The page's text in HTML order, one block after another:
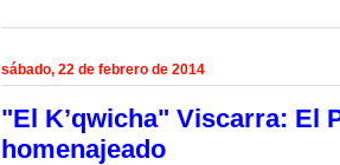
sábado, 22 de febrero de 2014
"El K’qwicha" Viscarra: El
homenajeado